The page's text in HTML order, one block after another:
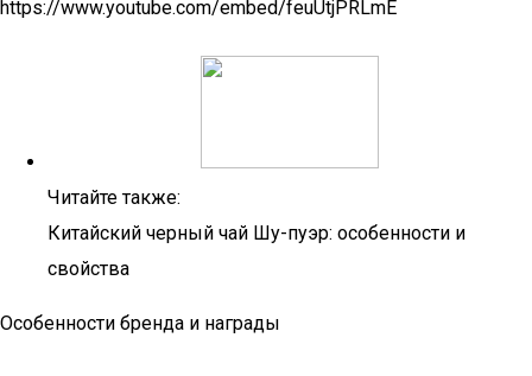
https://www.youtube.com/embed/feuUtjPRLmE
Читайте также:
Китайский черный чай Шу-пуэр: особенности и
свойства
Особенности бренда и награды